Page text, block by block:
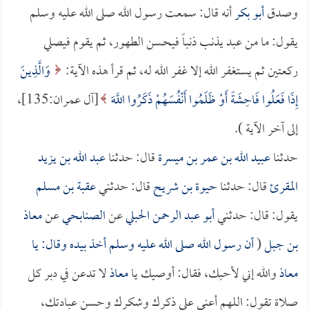
وصدقأبو بكرأنه قال: سمعت رسول الله صلى الله عليه وسلم
يقول: ما من عبد يذنب ذنباً فيحسن الطهور، ثم يقوم فيصلي
ركعتين ثم يستغفر الله إلا غفر الله له، ثم قرأ هذه الآية:
وَالَّذِينَ
إِذَا فَعَلُوا فَاحِشَةً أَوْ ظَلَمُوا أَنْفُسَهُمْ ذَكَرُوا اللَّهَ
[آل عمران:135]،
إلى آخر الآية ).
حدثناعبيد الله بن عمر بن ميسرةقال: حدثناعبد الله بن يزيد
المقرئقال: حدثناحيوة بن شريحقال: حدثنيعقبة بن مسلم
يقول: قال: حدثنيأبو عبد الرحمن الحبليعنالصنابحيعنمعاذ
بن جبل(أن رسول الله صلى الله عليه وسلم أخذ بيده وقال: يا
معاذوالله إني لأحبك، فقال: أوصيك يامعاذلا تدعن في دبر كل
صلاة تقول: اللهم أعني على ذكرك وشكرك وحسن عبادتك،